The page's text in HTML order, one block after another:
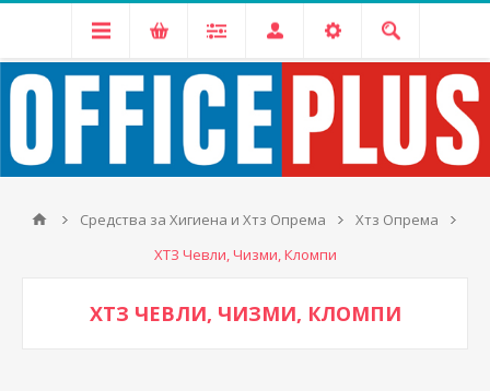
Средства за Хигиена и Хтз Опрема
Хтз Опрема
ХТЗ Чевли, Чизми, Кломпи
ХТЗ ЧЕВЛИ, ЧИЗМИ, КЛОМПИ